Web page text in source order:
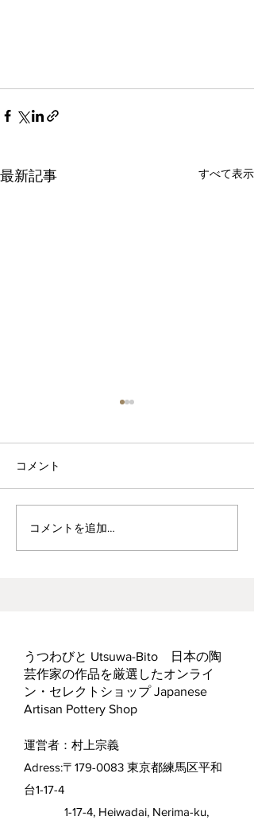
最新記事 すべて表示
ヘス&あかね夫妻 ２人展
コメント
コメントを追加…
うつわびと Utsuwa-Bito 日本の陶
芸作家の作品を厳選したオンライ
ン・セレクトショップ Japanese
Artisan Pottery Shop
運営者：村上宗義
Adress:〒179-0083 東京都練馬区平和
台1-17-4
1-17-4, Heiwadai, Nerima-ku,